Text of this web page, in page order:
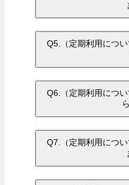
Q5.（定期利用につ
Q6.（定期利用につ
Q7.（定期利用につ